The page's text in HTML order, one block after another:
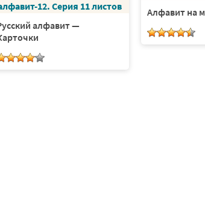
алфавит —
Алфавит на